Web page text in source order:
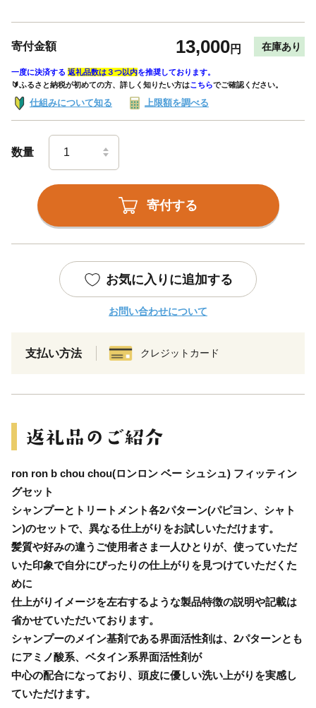
寄付金額 13,000円 在庫あり
一度に決済する 返礼品数は３つ以内を推奨しております。
🔰ふるさと納税が初めての方、詳しく知りたい方はこちらでご確認ください。
仕組みについて知る 上限額を調べる
数量
寄付する
お気に入りに追加する
お問い合わせについて
支払い方法 クレジットカード
ron ron b chou chou(ロンロン ベー シュシュ) フィッティン
グセット
シャンプーとトリートメント各2パターン(パピヨン、シャト
ン)のセットで、異なる仕上がりをお試しいただけます。
髪質や好みの違うご使用者さま一人ひとりが、使っていただ
いた印象で自分にぴったりの仕上がりを見つけていただくた
めに
仕上がりイメージを左右するような製品特徴の説明や記載は
省かせていただいております。
シャンプーのメイン基剤である界面活性剤は、2パターンとも
にアミノ酸系、ベタイン系界面活性剤が
中心の配合になっており、頭皮に優しい洗い上がりを実感し
ていただけます。